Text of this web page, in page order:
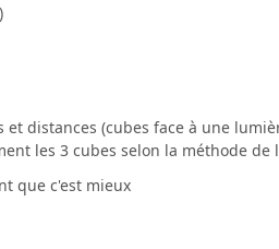
distances (cubes face à une
les 3 cubes selon la méthode
que c'est mieux